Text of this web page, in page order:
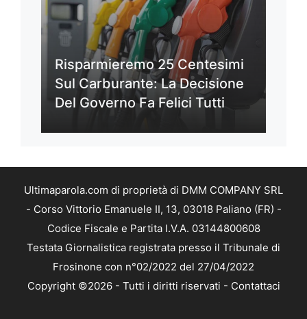
Risparmieremo 25 Centesimi
Sul Carburante: La Decisione
Del Governo Fa Felici Tutti
Ultimaparola.com di proprietà di DMM COMPANY SRL
- Corso Vittorio Emanuele II, 13, 03018 Paliano (FR) -
Codice Fiscale e Partita I.V.A. 03144800608
Testata Giornalistica registrata presso il Tribunale di
Frosinone con n°02/2022 del 27/04/2022
Copyright ©2026 - Tutti i diritti riservati - Contattaci